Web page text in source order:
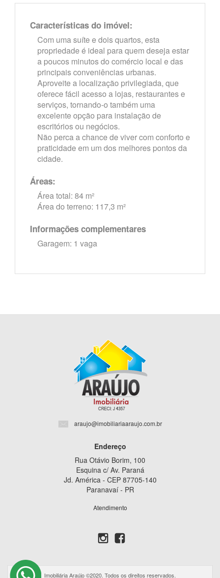
Características do imóvel:
Com uma suíte e dois quartos, esta
propriedade é ideal para quem deseja estar
a poucos minutos do comércio local e das
principais conveniências urbanas.
Aproveite a localização privilegiada, que
oferece fácil acesso a lojas, restaurantes e
serviços, tornando-o também uma
excelente opção para instalação de
escritórios ou negócios.
Não perca a chance de viver com conforto e
praticidade em um dos melhores pontos da
cidade.
Áreas:
Área total: 84 m²
Área do terreno: 117,3 m²
Informações complementares
Garagem: 1 vaga
araujo@imobiliariaaraujo.com.br
Endereço
Rua Otávio Borim, 100
Esquina c/ Av. Paraná
Jd. América - CEP 87705-140
Paranavaí - PR
Atendimento
Imobiliária Araújo ©2020. Todos os direitos reservados.